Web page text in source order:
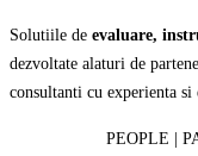
Solutiile de evaluare,
dezvoltate alaturi de
consultanti cu experienta
PEOPLE |